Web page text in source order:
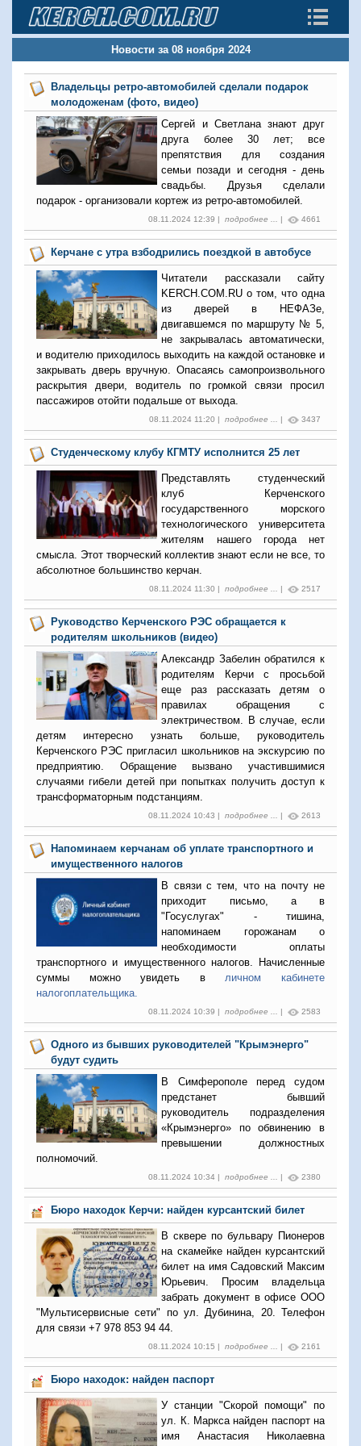
Новости за 08 ноября 2024
Владельцы ретро-автомобилей сделали подарок
молодоженам (фото, видео)
Сергей и Светлана знают друг
друга более 30 лет; все
препятствия для создания
семьи позади и сегодня - день
свадьбы. Друзья сделали
подарок - организовали кортеж из ретро-автомобилей.
08.11.2024 12:39 | подробнее ... | 4661
Керчане с утра взбодрились поездкой в автобусе
Читатели рассказали сайту
KERCH.COM.RU о том, что одна
из дверей в НЕФАЗе,
двигавшемся по маршруту № 5,
не закрывалась автоматически,
и водителю приходилось выходить на каждой остановке и
закрывать дверь вручную. Опасаясь самопроизвольного
раскрытия двери, водитель по громкой связи просил
пассажиров отойти подальше от выхода.
08.11.2024 11:20 | подробнее ... | 3437
Студенческому клубу КГМТУ исполнится 25 лет
Представлять студенческий
клуб Керченского
государственного морского
технологического университета
жителям нашего города нет
смысла. Этот творческий коллектив знают если не все, то
абсолютное большинство керчан.
08.11.2024 11:30 | подробнее ... | 2517
Руководство Керченского РЭС обращается к
родителям школьников (видео)
Александр Забелин обратился к
родителям Керчи с просьбой
еще раз рассказать детям о
правилах обращения с
электричеством. В случае, если
детям интересно узнать больше, руководитель
Керченского РЭС пригласил школьников на экскурсию по
предприятию. Обращение вызвано участившимися
случаями гибели детей при попытках получить доступ к
трансформаторным подстанциям.
08.11.2024 10:43 | подробнее ... | 2613
Напоминаем керчанам об уплате транспортного и
имущественного налогов
В связи с тем, что на почту не
приходит письмо, а в
"Госуслугах" - тишина,
напоминаем горожанам о
необходимости оплаты
транспортного и имущественного налогов. Начисленные
суммы можно увидеть вличном кабинете
налогоплательщика.
08.11.2024 10:39 | подробнее ... | 2583
Одного из бывших руководителей "Крымэнерго"
будут судить
В Симферополе перед судом
предстанет бывший
руководитель подразделения
«Крымэнерго» по обвинению в
превышении должностных
полномочий.
08.11.2024 10:34 | подробнее ... | 2380
Бюро находок Керчи: найден курсантский билет
В сквере по бульвару Пионеров
на скамейке найден курсантский
билет на имя Садовский Максим
Юрьевич. Просим владельца
забрать документ в офисе ООО
"Мультисервисные сети" по ул. Дубинина, 20. Телефон
для связи +7 978 853 94 44.
08.11.2024 10:15 | подробнее ... | 2161
Бюро находок: найден паспорт
У станции "Скорой помощи" по
ул. К. Маркса найден паспорт на
имя Анастасия Николаевна